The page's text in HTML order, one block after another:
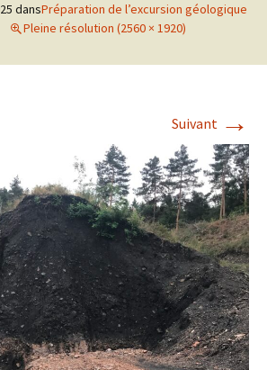
dansPréparation de l’excursion géologique
Pleine résolution (2560 × 1920)
Suivant →